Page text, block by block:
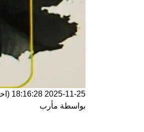
2025-11-25 18:16:28
بواسطة مأرب